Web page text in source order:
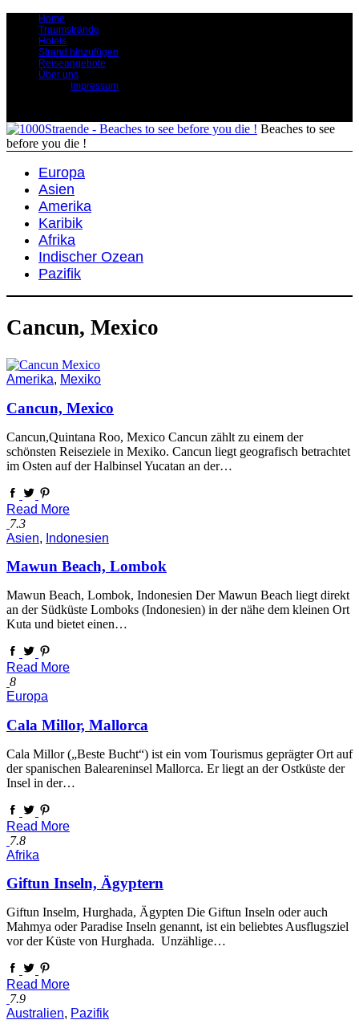
Home
Traumstrände
Hotels
Strand hinzufügen
Reiseangebote
Über uns
Impressum
Beaches to see
before you die !
Europa
Asien
Amerika
Karibik
Afrika
Indischer Ozean
Pazifik
Cancun, Mexico
Amerika, Mexiko
Cancun, Mexico
Cancun,Quintana Roo, Mexico Cancun zählt zu einem der
schönsten Reiseziele in Mexiko. Cancun liegt geografisch betrachtet
im Osten auf der Halbinsel Yucatan an der…
Read More
7.3
Asien, Indonesien
Mawun Beach, Lombok
Mawun Beach, Lombok, Indonesien Der Mawun Beach liegt direkt
an der Südküste Lomboks (Indonesien) in der nähe dem kleinen Ort
Kuta und bietet einen…
Read More
8
Europa
Cala Millor, Mallorca
Cala Millor („Beste Bucht“) ist ein vom Tourismus geprägter Ort auf
der spanischen Baleareninsel Mallorca. Er liegt an der Ostküste der
Insel in der…
Read More
7.8
Afrika
Giftun Inseln, Ägyptern
Giftun Inselm, Hurghada, Ägypten Die Giftun Inseln oder auch
Mahmya oder Paradise Inseln genannt, ist ein beliebtes Ausflugsziel
vor der Küste von Hurghada. Unzählige…
Read More
7.9
Australien, Pazifik